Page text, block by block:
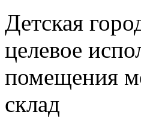
Детская
целевое
помещения
склад